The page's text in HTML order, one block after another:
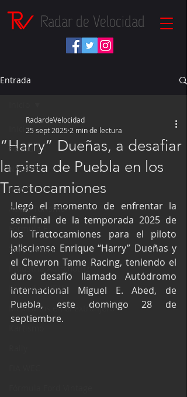
Radar de Velocidad
Entrada
Inicio
Fórmula 1
NASCAR
IndyCar
Autos Turismo
Fórmula E
Súper Copa
Industria Automotriz
Fórmula 4 (F4)
Mexicanos en el extranjero
Kartismo
“Harry” Dueñas, a desafiar
la pista de Puebla en los
Tractocamiones
RadardeVelocidad
25 sept 2025 2 min de lectura
Llegó el momento de enfrentar la
semifinal de la temporada 2025 de
los Tractocamiones para el piloto
jalisciense Enrique “Harry” Dueñas y
el Chevron Tame Racing, teniendo el
duro desafío llamado Autódromo
Internacional Miguel E. Abed, de
Puebla, este domingo 28 de
septiembre.